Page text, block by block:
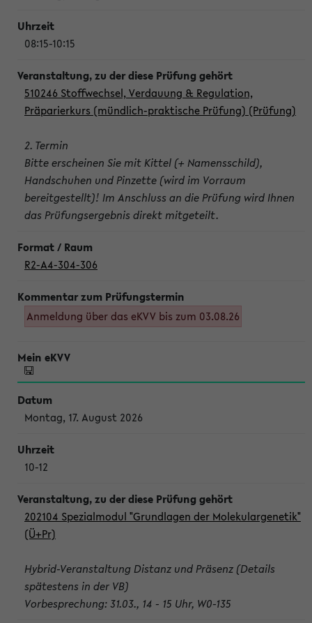
08:15-10:15
510246 Stoffwechsel, Verdauung & Regulation,
Präparierkurs (mündlich-praktische Prüfung) (Prüfung)
2. Termin
Bitte erscheinen Sie mit Kittel (+ Namensschild),
Handschuhen und Pinzette (wird im Vorraum
bereitgestellt)! Im Anschluss an die Prüfung wird Ihnen
das Prüfungsergebnis direkt mitgeteilt.
R2-A4-304-306
Anmeldung über das eKVV bis zum 03.08.26
Montag, 17. August 2026
10-12
202104 Spezialmodul "Grundlagen der Molekulargenetik"
(Ü+Pr)
Hybrid-Veranstaltung Distanz und Präsenz (Details
spätestens in der VB)
Vorbesprechung: 31.03., 14 - 15 Uhr, W0-135